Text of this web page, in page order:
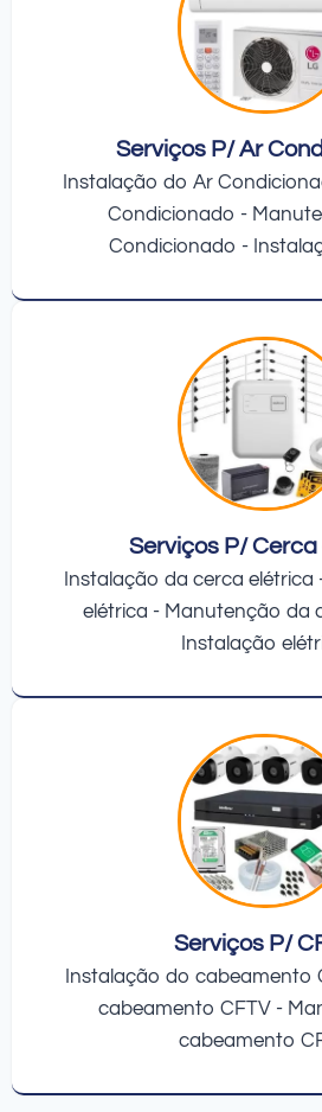
Serviços P/ Ar
Instalação do Ar
Condicionado -
Condicionado -
Serviços P/
Instalação da cerca elétrica
elétrica - Manutenção da
Instalação
Serviços P/
Instalação do cabeamento
cabeamento CFTV -
cabeamento